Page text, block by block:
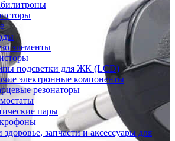
элементы
подсветки для ЖК (LCD)
электронные компоненты
резонаторы
пары
здоровье, запчасти и аксессуары для